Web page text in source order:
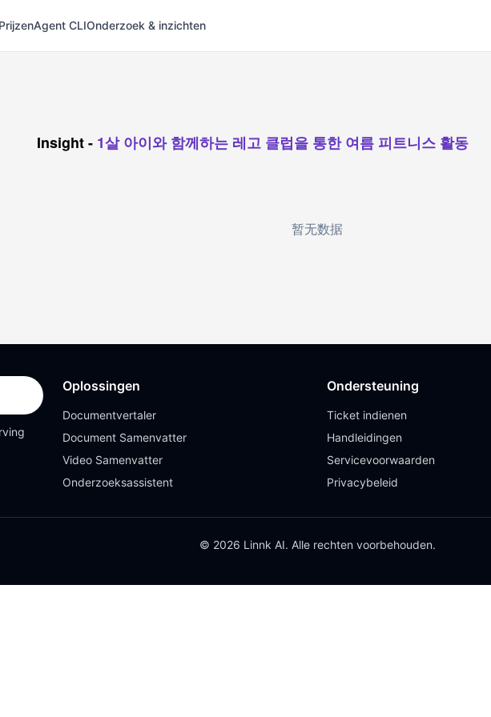
PrijzenAgent CLIOnderzoek & inzichten
Insight- 1살 아이와 함께하는 레고 클럽을 통한 여름 피트니스 활동
暂无数据
Oplossingen
Documentvertaler
Document Samenvatter
Video Samenvatter
Onderzoeksassistent
Ondersteuning
Ticket indienen
Handleidingen
Servicevoorwaarden
Privacybeleid
© 2026 Linnk AI. Alle rechten voorbehouden.